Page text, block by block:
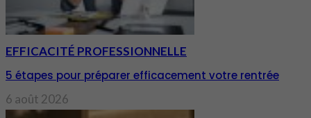
EFFICACITÉ PROFESSIONNELLE
5 étapes pour préparer efficacement votre rentrée
6 août 2026